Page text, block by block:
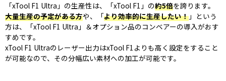
「xTool F1 Ultra」の生産性は、「xTool F1」の約5倍を誇ります。
大量生産の予定がある方や、「より効率的に生産したい！ 」という
方は、「xTool F1 Ultra」＆オプション品のコンベアーの導入がおす
すめです。
xTool F1 Ultraのレーザー出力はxTool F1よりも高く設定をすること
が可能なので、その分幅広い素材への加工が可能です。